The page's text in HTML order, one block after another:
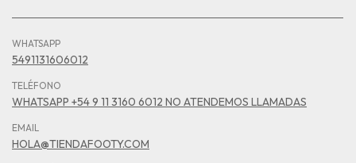
WHATSAPP
5491131606012
TELÉFONO
WHATSAPP +54 9 11 3160 6012 NO ATENDEMOS LLAMADAS
EMAIL
HOLA@TIENDAFOOTY.COM